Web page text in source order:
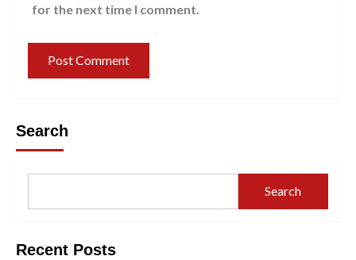
for the next time I comment.
Search
Search
Recent Posts